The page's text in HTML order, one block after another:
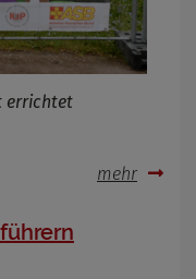
errichtet
mehr